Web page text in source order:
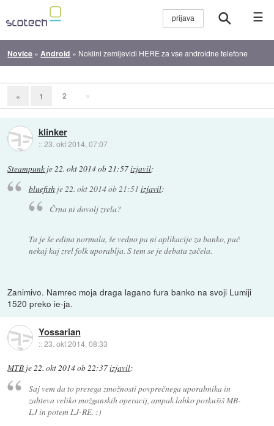
☰
Novice » Android » Nokiini zemljevidi HERE za vse androidne telefone
« 1 2 »
klinker
::23. okt 2014, 07:07
Steampunk je22. okt 2014 ob 21:57izjavil:
bluefishje22. okt 2014 ob 21:51 izjavil:
Črna ni dovolj zrela?
Ta je še edina normala, še vedno pa ni aplikacije za banko, pač
nekaj kaj zrel folk uporablja. S tem se je debata začela.
Zanimivo. Namrec moja draga lagano fura banko na svoji Lumiji
1520 preko ie-ja.
Yossarian
::23. okt 2014, 08:33
MTB je22. okt 2014 ob 22:37izjavil:
Saj vem da to presega zmožnosti povprečnega uporabnika in
zahteva veliko možganskih operacij, ampak lahko poskušiš MB-
LJ in potem LJ-RE. :)